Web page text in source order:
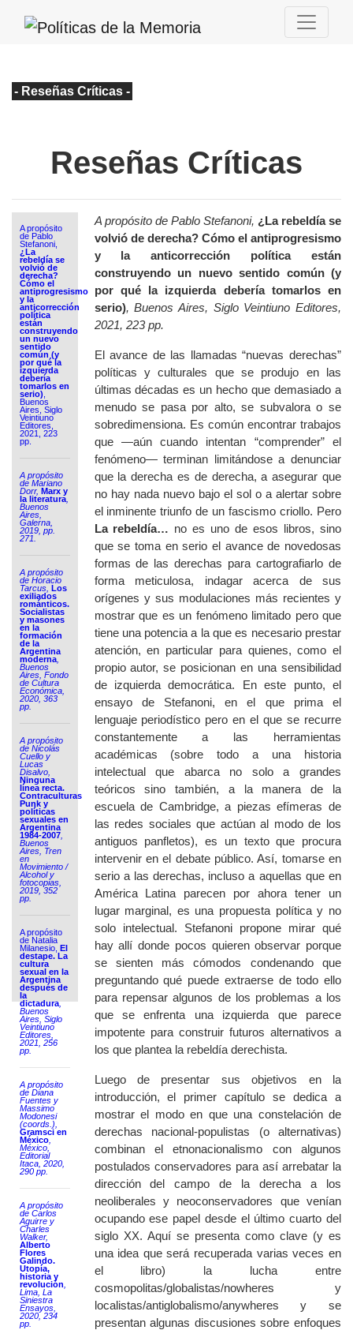
- Reseñas Críticas -
Reseñas Críticas
A propósito
de Pablo
Stefanoni,
¿La
rebeldía se
volvió de
derecha?
Cómo el
antiprogresismo
y la
anticorrección
política
están
construyendo
un nuevo
sentido
común (y
por qué la
izquierda
debería
tomarlos en
serio)
Buenos
Aires, Siglo
Veintiuno
Editores,
2021, 223
pp.
A propósito
de Mariano
Dorr, Marx y
la literatura
Buenos
Aires,
Galerna,
2019, pp.
271.
A propósito
de Horacio
Tarcus, Los
exiliados
románticos.
Socialistas
y masones
en la
formación
de la
Argentina
moderna
Buenos
Aires, Fondo
de Cultura
Económica,
2020, 363
pp.
A propósito
de Nicolás
Cuello y
Lucas
Disalvo,
Ninguna
línea recta.
Contraculturas
Punk y
políticas
sexuales en
Argentina
1984-2007
Buenos
Aires, Tren
en
Movimiento /
Alcohol y
fotocopias,
2019, 352
pp.
A propósito
de Natalia
Milanesio, El
destape. La
cultura
sexual en la
Argentina
después de
la
dictadura,
Buenos
Aires, Siglo
Veintiuno
Editores,
2021, 256
pp.
A propósito
de Diana
Fuentes y
Massimo
Modonesi
(coords.),
Gramsci en
México
México,
Editorial
Itaca, 2020,
290 pp.
A propósito
de Carlos
Aguirre y
Charles
Walker,
Alberto
Flores
Galindo.
Utopía,
historia y
revolución
Lima, La
Siniestra
Ensayos,
2020, 234
pp.
A propósito de Pablo Stefanoni, ¿La rebeldía se
volvió de derecha? Cómo el antiprogresismo
y la anticorrección política están
construyendo un nuevo sentido común (y
por qué la izquierda debería tomarlos en
serio), Buenos Aires, Siglo Veintiuno Editores,
2021, 223 pp.
El avance de las llamadas “nuevas derechas”
políticas y culturales que se produjo en las
últimas décadas es un hecho que demasiado a
menudo se pasa por alto, se subvalora o se
sobredimensiona. Es común encontrar trabajos
que —aún cuando intentan “comprender” el
fenómeno— terminan limitándose a denunciar
que la derecha es de derecha, a asegurar que
no hay nada nuevo bajo el sol o a alertar sobre
el inminente triunfo de un fascismo criollo. Pero
La rebeldía… no es uno de esos libros, sino
que se toma en serio el avance de novedosas
formas de las derechas para cartografiarlo de
forma meticulosa, indagar acerca de sus
orígenes y sus modulaciones más recientes y
mostrar que es un fenómeno limitado pero que
tiene una potencia a la que es necesario prestar
atención, en particular para quienes, como el
propio autor, se posicionan en una sensibilidad
de izquierda democrática. En este punto, el
ensayo de Stefanoni, en el que prima el
lenguaje periodístico pero en el que se recurre
constantemente a las herramientas
académicas (sobre todo a una historia
intelectual que abarca no solo a grandes
teóricos sino también, a la manera de la
escuela de Cambridge, a piezas efímeras de
las redes sociales que actúan al modo de los
antiguos panfletos), es un texto que procura
intervenir en el debate público. Así, tomarse en
serio a las derechas, incluso a aquellas que en
América Latina parecen por ahora tener un
lugar marginal, es una propuesta política y no
solo intelectual. Stefanoni propone mirar qué
hay allí donde pocos quieren observar porque
se sienten más cómodos condenando que
preguntando qué puede extraerse de todo ello
para repensar algunos de los problemas a los
que se enfrenta una izquierda que parece
impotente para construir futuros alternativos a
los que plantea la rebeldía derechista.
Luego de presentar sus objetivos en la
introducción, el primer capítulo se dedica a
mostrar el modo en que una constelación de
derechas nacional-populistas (o alternativas)
combinan el etnonacionalismo con algunos
postulados conservadores para así arrebatar la
dirección del campo de la derecha a los
neoliberales y neoconservadores que venían
ocupando ese papel desde el último cuarto del
siglo XX. Aquí se presenta como clave (y es
una idea que será recuperada varias veces en
el libro) la lucha entre
cosmopolitas/globalistas/nowheres y
localistas/antiglobalismo/anywheres y se
presentan algunas discusiones sobre enfoques